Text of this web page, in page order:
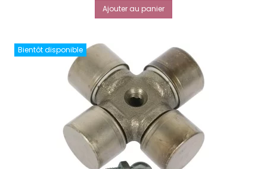
Ajouter au panier
Bientôt disponible